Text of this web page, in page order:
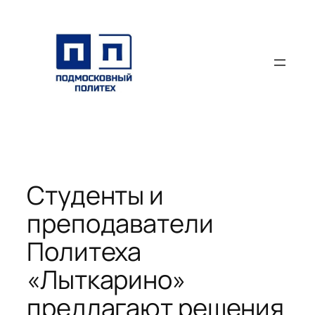
содержимому
Студенты и
преподаватели
Политеха
«Лыткарино»
предлагают решения